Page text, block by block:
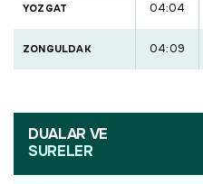
YOZGAT 04:04
ZONGULDAK 04:09
DUALAR VE
SURELER